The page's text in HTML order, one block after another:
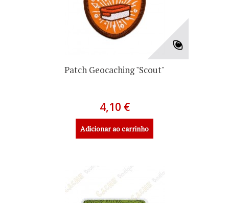
Patch Geocaching "Scout"
4,10 €
Adicionar ao carrinho